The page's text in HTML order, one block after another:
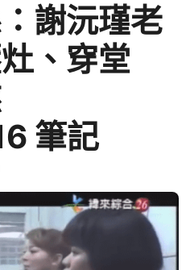
謝沅瑾老
、穿堂
筆記